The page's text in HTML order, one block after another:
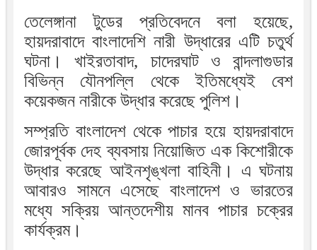
তেলেঙ্গানা টুডের প্রতিবেদনে বলা হয়েছে,
হায়দরাবাদে বাংলাদেশি নারী উদ্ধারের এটি চতুর্থ
ঘটনা। খাইরতাবাদ, চাদেরঘাট ও বান্দলাগুডার
বিভিন্ন যৌনপল্লি থেকে ইতিমধ্যেই বেশ
কয়েকজন নারীকে উদ্ধার করেছে পুলিশ।
সম্প্রতি বাংলাদেশ থেকে পাচার হয়ে হায়দরাবাদে
জোরপূর্বক দেহ ব্যবসায় নিয়োজিত এক কিশোরীকে
উদ্ধার করেছে আইনশৃঙ্খলা বাহিনী। এ ঘটনায়
আবারও সামনে এসেছে বাংলাদেশ ও ভারতের
মধ্যে সক্রিয় আন্তদেশীয় মানব পাচার চক্রের
কার্যক্রম।